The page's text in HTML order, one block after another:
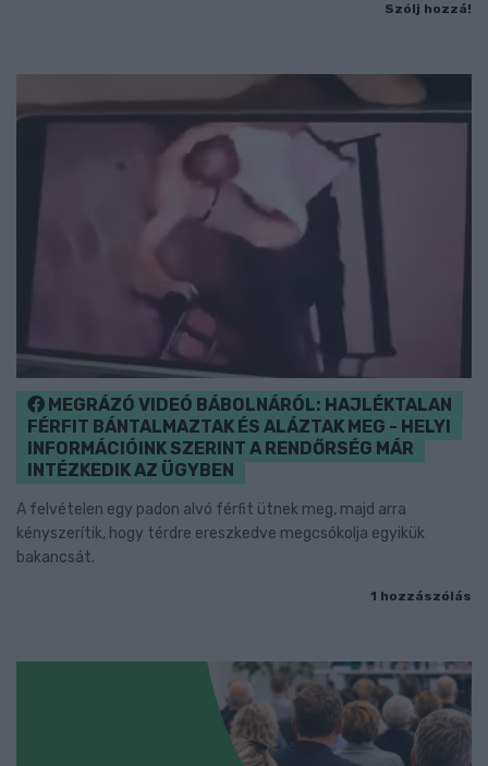
Szólj hozzá!
MEGRÁZÓ VIDEÓ BÁBOLNÁRÓL: HAJLÉKTALAN
FÉRFIT BÁNTALMAZTAK ÉS ALÁZTAK MEG - HELYI
INFORMÁCIÓINK SZERINT A RENDŐRSÉG MÁR
INTÉZKEDIK AZ ÜGYBEN
A felvételen egy padon alvó férfit ütnek meg, majd arra
kényszerítik, hogy térdre ereszkedve megcsókolja egyikük
bakancsát.
1 hozzászólás